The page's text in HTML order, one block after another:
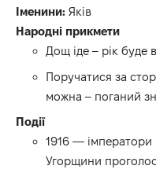
Іменини: Яків
Народні прикмети
Дощ іде – рік буде
Поручатися за
можна – поганий
Події
1916 — імператори
Угорщини